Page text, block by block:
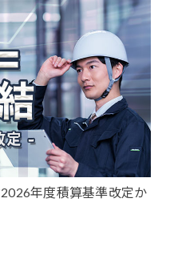
2026年度積算基準改定か